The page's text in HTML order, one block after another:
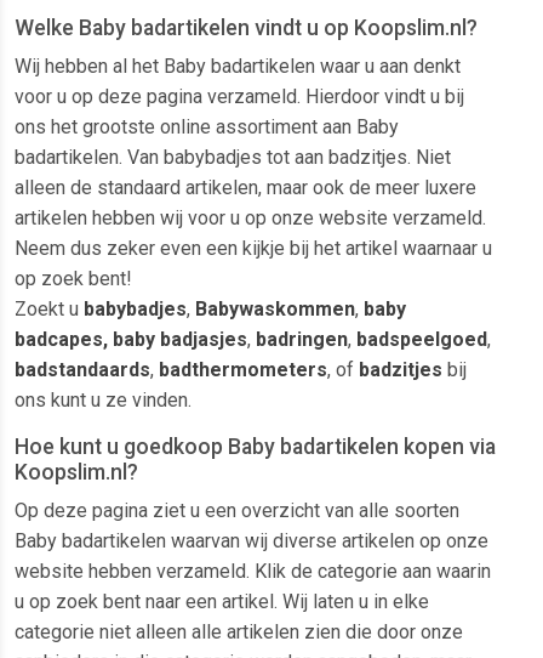
Welke Baby badartikelen vindt u op Koopslim.nl?
Wij hebben al het Baby badartikelen waar u aan denkt
voor u op deze pagina verzameld. Hierdoor vindt u bij
ons het grootste online assortiment aan Baby
badartikelen. Van babybadjes tot aan badzitjes. Niet
alleen de standaard artikelen, maar ook de meer luxere
artikelen hebben wij voor u op onze website verzameld.
Neem dus zeker even een kijkje bij het artikel waarnaar u
op zoek bent!
Zoekt u babybadjes, Babywaskommen, baby
badcapes, baby badjasjes, badringen, badspeelgoed,
badstandaards, badthermometers, of badzitjes bij
ons kunt u ze vinden.
Hoe kunt u goedkoop Baby badartikelen kopen via
Koopslim.nl?
Op deze pagina ziet u een overzicht van alle soorten
Baby badartikelen waarvan wij diverse artikelen op onze
website hebben verzameld. Klik de categorie aan waarin
u op zoek bent naar een artikel. Wij laten u in elke
categorie niet alleen alle artikelen zien die door onze